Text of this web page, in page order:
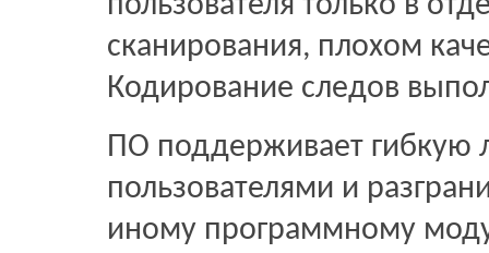
сканирования, плохом
Кодирование следов
ПО поддерживает гибкую
пользователями и
иному программному